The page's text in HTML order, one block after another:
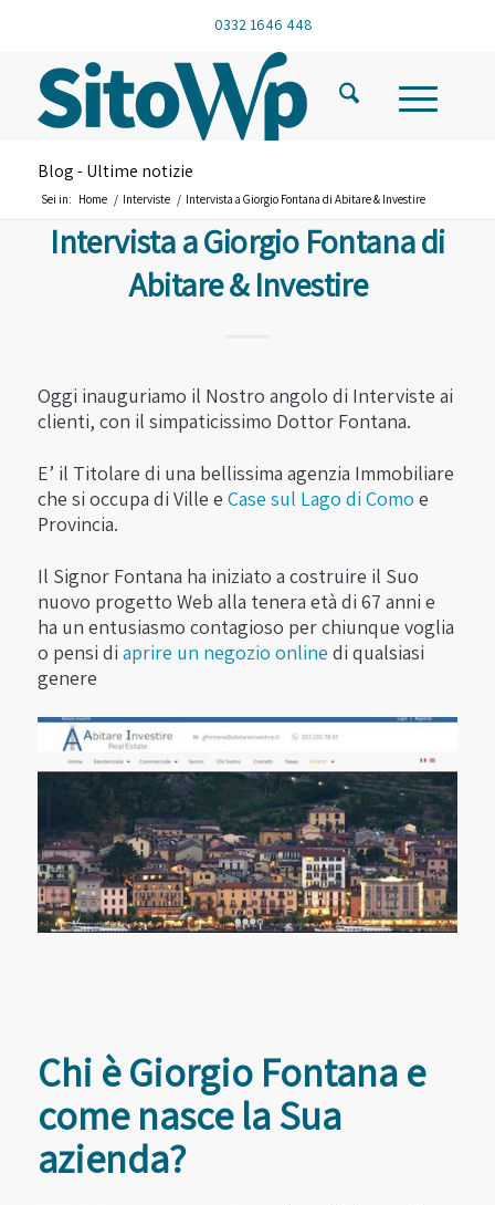
0332 1646 448
Blog - Ultime notizie
Sei in: Home / Interviste / Intervista a Giorgio Fontana di Abitare & Investire
Intervista a Giorgio Fontana di
Abitare & Investire
Oggi inauguriamo il Nostro angolo di Interviste ai
clienti, con il simpaticissimo Dottor Fontana.
E’ il Titolare di una bellissima agenzia Immobiliare
che si occupa di Ville e Case sul Lago di Como e
Provincia.
Il Signor Fontana ha iniziato a costruire il Suo
nuovo progetto Web alla tenera età di 67 anni e
ha un entusiasmo contagioso per chiunque voglia
o pensi di aprire un negozio online di qualsiasi
genere
Chi è Giorgio Fontana e
come nasce la Sua
azienda?